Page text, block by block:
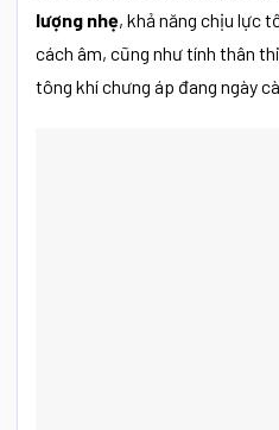
lượng nhẹ, khả năng chịu lực
cách âm, cũng như tính thân
tông khí chưng áp đang ngày